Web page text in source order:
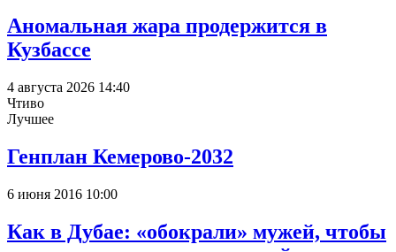
Аномальная жара продержится в
Кузбассе
4 августа 2026 14:40
Чтиво
Лучшее
Генплан Кемерово-2032
6 июня 2016 10:00
Как в Дубае: «обокрали» мужей, чтобы